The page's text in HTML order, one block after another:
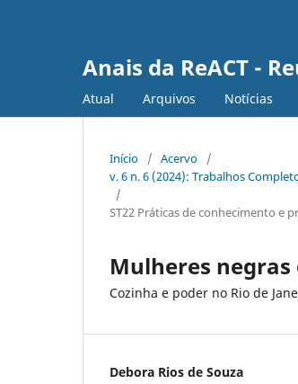
Anais da ReACT -
Atual Arquivos Notícias
Início / Acervo
/
v. 6 n. 6 (2024): Trabalhos
/
ST22 Práticas de conhecimento e
Mulheres negras
Cozinha e poder no Rio de
Debora Rios de Souza